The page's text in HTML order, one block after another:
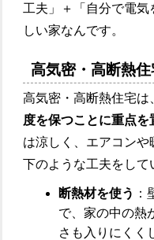
工夫」＋「自分で電
しい家なんです。
高気密・高断熱住
高気密・高断熱住宅は
度を保つことに重点を
は涼しく、エアコン
下のような工夫をして
断熱材を使う
で、家の中の熱
さも入りにくく